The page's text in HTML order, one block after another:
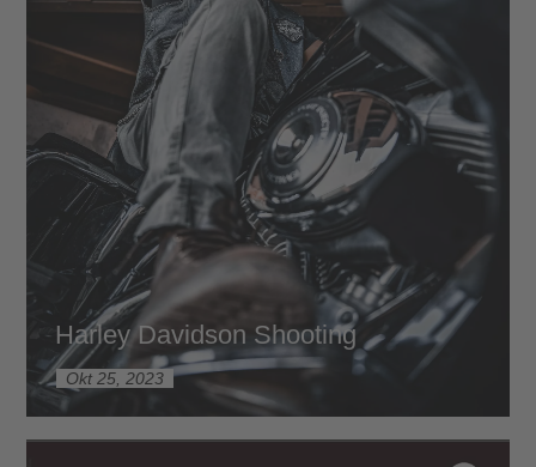
Harley Davidson Shooting
Okt 25, 2023